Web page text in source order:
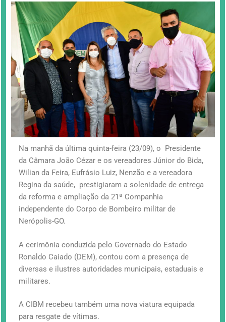
Na manhã da última quinta-feira (23/09), o Presidente
da Câmara João Cézar e os vereadores Júnior do Bida,
Wilian da Feira, Eufrásio Luiz, Nenzão e a vereadora
Regina da saúde, prestigiaram a solenidade de entrega
da reforma e ampliação da 21ª Companhia
independente do Corpo de Bombeiro militar de
Nerópolis-GO.
A cerimônia conduzida pelo Governado do Estado
Ronaldo Caiado (DEM), contou com a presença de
diversas e ilustres autoridades municipais, estaduais e
militares.
A CIBM recebeu também uma nova viatura equipada
para resgate de vítimas.